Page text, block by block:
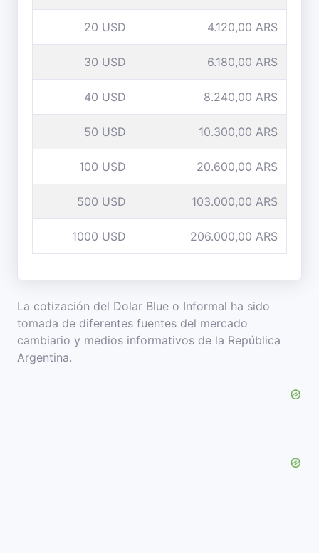
20 USD 4.120,00 ARS
30 USD 6.180,00 ARS
40 USD 8.240,00 ARS
50 USD 10.300,00 ARS
100 USD 20.600,00 ARS
500 USD 103.000,00 ARS
1000 USD 206.000,00 ARS
La cotización del Dolar Blue o Informal ha sido
tomada de diferentes fuentes del mercado
cambiario y medios informativos de la República
Argentina.